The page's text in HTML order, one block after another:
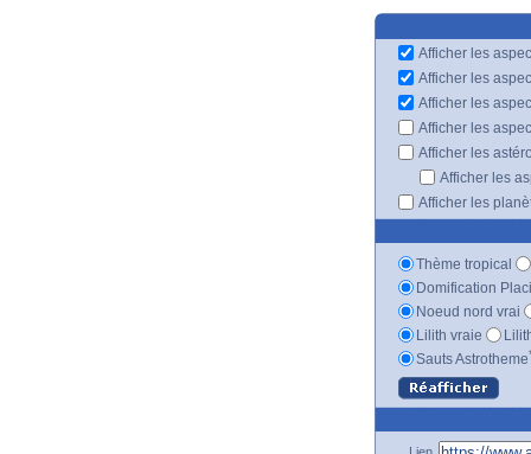
Afficher les
Afficher les
Afficher les
Afficher les
Afficher les
Afficher les
Afficher les
Thème tropical
Domification
Noeud nord vrai
Lilith vraie
Sauts Astrotheme
Lien